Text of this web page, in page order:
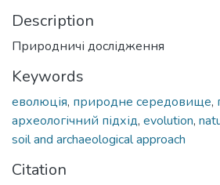
Description
Природничі дослідження
Keywords
еволюція, природне середовище,
археологічний підхід, evolution,
soil and archaeological approach
Citation